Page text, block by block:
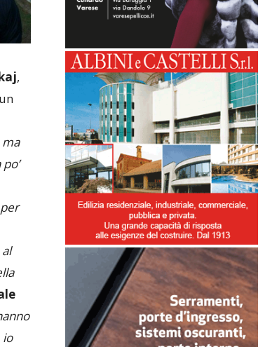
,
io